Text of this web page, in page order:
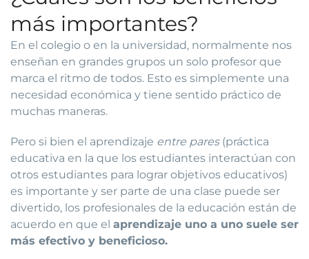
más importantes?
En el colegio o en la universidad, normalmente nos
enseñan en grandes grupos un solo profesor que
marca el ritmo de todos. Esto es simplemente una
necesidad económica y tiene sentido práctico de
muchas maneras.
Pero si bien el aprendizaje entre pares(práctica
educativa en la que los estudiantes interactúan con
otros estudiantes para lograr objetivos educativos)
es importante y ser parte de una clase puede ser
divertido, los profesionales de la educación están de
acuerdo en que el aprendizaje uno a uno suele ser
más efectivo y beneficioso.